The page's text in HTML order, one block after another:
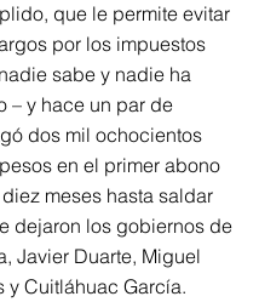
que le permite evitar
por los impuestos
sabe y nadie ha
– y hace un par de
dos mil ochocientos
en el primer abono
meses hasta saldar
dejaron los gobiernos de
Javier Duarte, Miguel
y Cuitláhuac García.